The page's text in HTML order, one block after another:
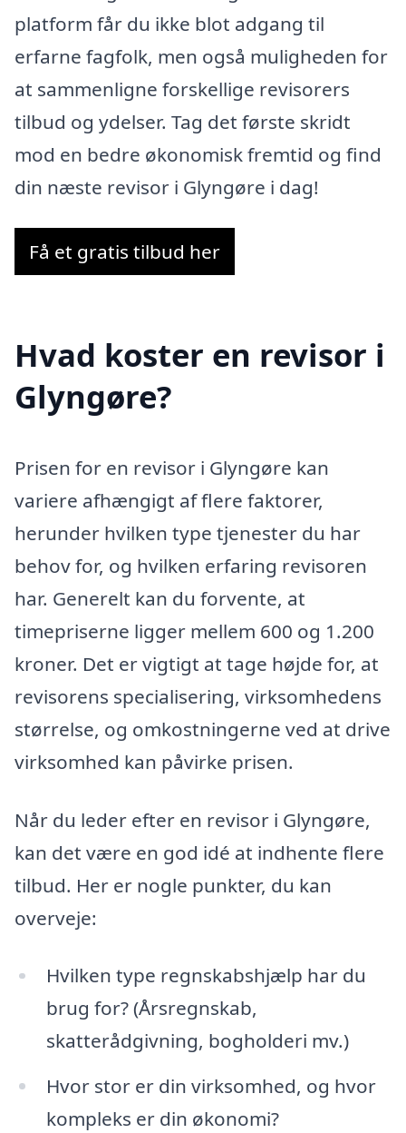
platform får du ikke blot adgang til
erfarne fagfolk, men også muligheden for
at sammenligne forskellige revisorers
tilbud og ydelser. Tag det første skridt
mod en bedre økonomisk fremtid og find
din næste revisor i Glyngøre i dag!
Få et gratis tilbud her
Hvad koster en revisor i
Glyngøre?
Prisen for en revisor i Glyngøre kan
variere afhængigt af flere faktorer,
herunder hvilken type tjenester du har
behov for, og hvilken erfaring revisoren
har. Generelt kan du forvente, at
timepriserne ligger mellem 600 og 1.200
kroner. Det er vigtigt at tage højde for, at
revisorens specialisering, virksomhedens
størrelse, og omkostningerne ved at drive
virksomhed kan påvirke prisen.
Når du leder efter en revisor i Glyngøre,
kan det være en god idé at indhente flere
tilbud. Her er nogle punkter, du kan
overveje:
Hvilken type regnskabshjælp har du
brug for? (Årsregnskab,
skatterådgivning, bogholderi mv.)
Hvor stor er din virksomhed, og hvor
kompleks er din økonomi?